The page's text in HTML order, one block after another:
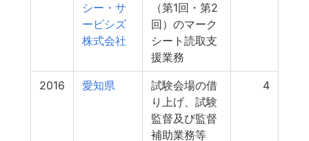
シー・サ
ービシズ
株式会社
（第1回・第2
回）のマーク
シート読取支
援業務
2016 愛知県
試験会場の借
り上げ、試験
監督及び監督
補助業務等
4